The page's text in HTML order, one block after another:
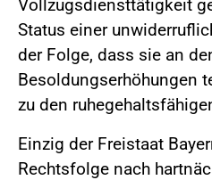
Vollzugsdiensttätigkeit
Status einer
der Folge, dass sie an
Besoldungserhöhungen
zu den
Einzig der Freistaat
Rechtsfolge nach